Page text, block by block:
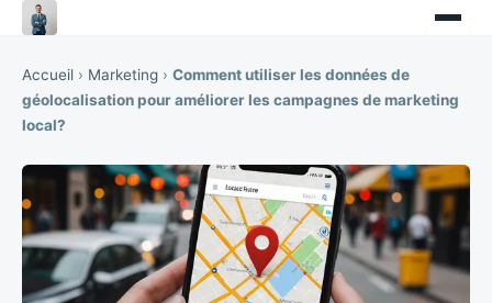
Accueil › Marketing › Comment utiliser les données de
géolocalisation pour améliorer les campagnes de marketing
local?